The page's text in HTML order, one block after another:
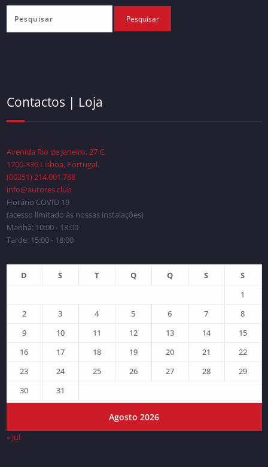
Contactos | Loja
Avenida Rio de Janeiro, 27 C,
1700-336 Lisboa, Portugal.
(00351) 214.001.788
info@autores.club
Horário COVID 19
(acesso limitado às nossas instalações)
Manhã: 10:00 - 13:00
Tarde: 15:00 - 18:00
Agosto 2026
D S T Q Q S
S
1
2
3 4 5 6 7
8
9
10 11 12 13 14
15
16
17 18 19 20 21
22
23
24 25 26 27 28
29
30
31
« Jul